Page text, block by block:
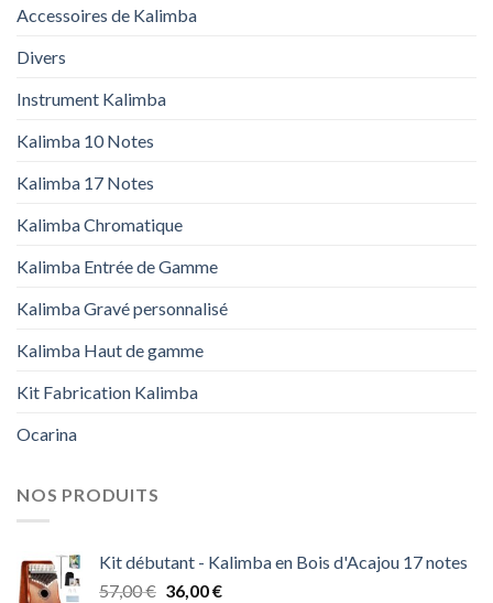
Accessoires de Kalimba
Divers
Instrument Kalimba
Kalimba 10 Notes
Kalimba 17 Notes
Kalimba Chromatique
Kalimba Entrée de Gamme
Kalimba Gravé personnalisé
Kalimba Haut de gamme
Kit Fabrication Kalimba
Ocarina
NOS PRODUITS
Kit débutant - Kalimba en Bois d'Acajou 17 notes
57,00€ Le
36,00€Le